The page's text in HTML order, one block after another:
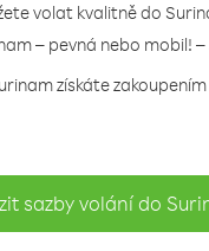
volat kvalitně do
– pevná nebo mobil!
získáte
sazby volání do